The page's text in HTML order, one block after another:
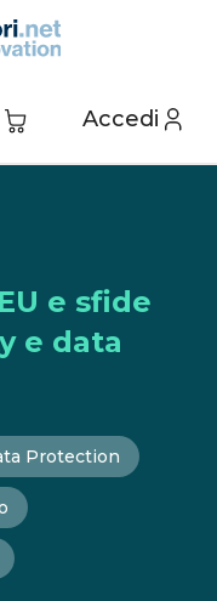
Accedi
e sfide
e data
Protection